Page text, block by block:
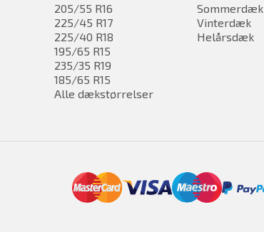
205/55 R16
225/45 R17
225/40 R18
195/65 R15
235/35 R19
185/65 R15
Alle dækstørrelser
Sommerdæk
Vinterdæk
Helårsdæk